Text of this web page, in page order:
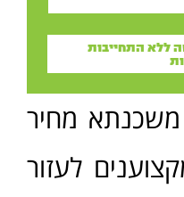
ללא התחייבות
משכנתא מחיר
לעזור